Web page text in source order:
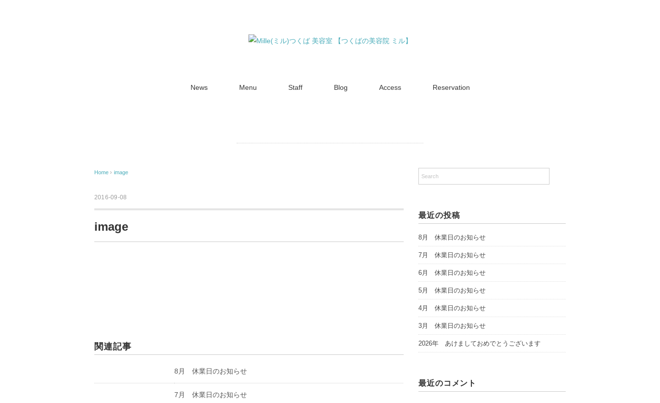
News Menu Staff Blog Access Reservation
Home › image
2016-09-08
image
関連記事
8月 休業日のお知らせ
7月 休業日のお知らせ
最近の投稿
8月 休業日のお知らせ
7月 休業日のお知らせ
6月 休業日のお知らせ
5月 休業日のお知らせ
4月 休業日のお知らせ
3月 休業日のお知らせ
2026年 あけましておめでとうございます
最近のコメント